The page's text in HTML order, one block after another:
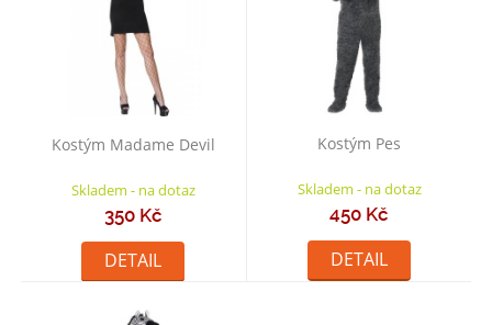
Kostým Madame Devil
Skladem - na dotaz
350 Kč
DETAIL
Kostým Pes
Skladem - na dotaz
450 Kč
DETAIL